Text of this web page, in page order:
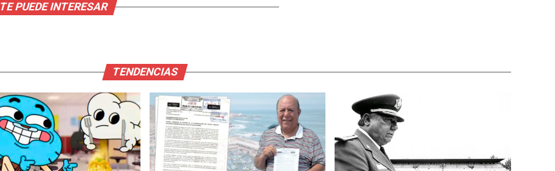
TE PUEDE INTERESAR
TENDENCIAS